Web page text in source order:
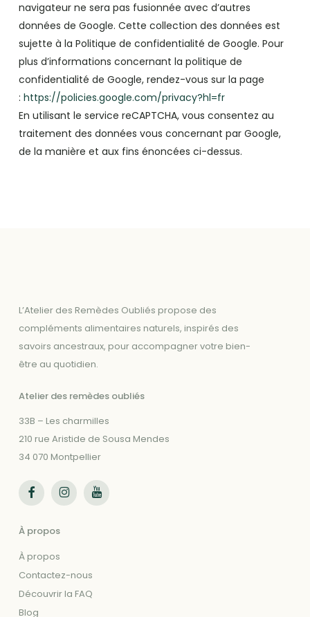
navigateur ne sera pas fusionnée avec d’autres
données de Google. Cette collection des données est
sujette à la Politique de confidentialité de Google. Pour
plus d’informations concernant la politique de
confidentialité de Google, rendez-vous sur la page
: https://policies.google.com/privacy?hl=fr
En utilisant le service reCAPTCHA, vous consentez au
traitement des données vous concernant par Google,
de la manière et aux fins énoncées ci-dessus.
L’Atelier des Remèdes Oubliés propose des
compléments alimentaires naturels, inspirés des
savoirs ancestraux, pour accompagner votre bien-
être au quotidien.
Atelier des remèdes oubliés
33B – Les charmilles
210 rue Aristide de Sousa Mendes
34 070 Montpellier
Suivez-nous sur FacebookSuivez-nous sur InstagramSuivez-nous sur Youtube
À propos
À propos
Contactez-nous
Découvrir la FAQ
Blog